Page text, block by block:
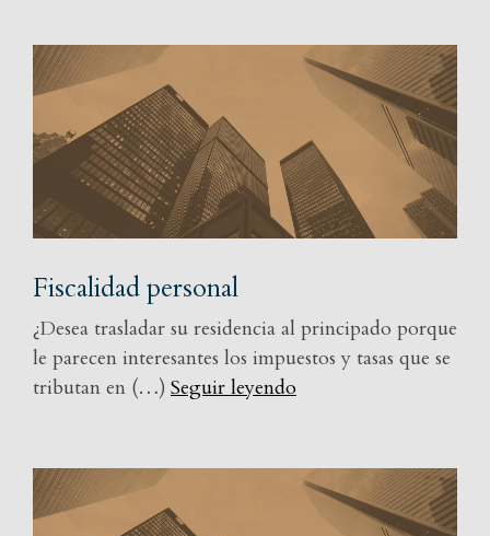
Fiscalidad personal
¿Desea trasladar su residencia al principado porque
le parecen interesantes los impuestos y tasas que se
tributan en (…) Seguir leyendo